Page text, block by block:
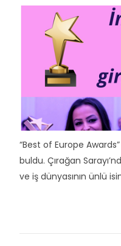
“Best of Europe
buldu. Çırağan
ve iş dünyasının ünlü